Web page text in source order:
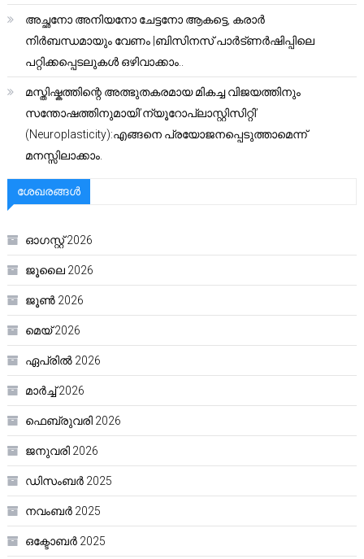
അച്ഛനോ അനിയനോ ചേട്ടനോ ആകട്ടെ, കരാർ
നിർബന്ധമായും വേണം |ബിസിനസ് പാർട്ണർഷിപ്പിലെ
പറ്റിക്കപ്പെടലുകൾ ഒഴിവാക്കാം..
മസ്തിഷ്കത്തിന്റെ അത്ഭുതകരമായ മികച്ച വിജയത്തിനും
സന്തോഷത്തിനുമായി’ന്യൂറോപ്ലാസ്റ്റിസിറ്റി’
(Neuroplasticity):എങ്ങനെ പ്രയോജനപ്പെടുത്താമെന്ന്
മനസ്സിലാക്കാം.
ശേഖരങ്ങൾ
ഓഗസ്റ്റ്‌ 2026
ജൂലൈ 2026
ജൂൺ 2026
മെയ്‌ 2026
ഏപ്രിൽ 2026
മാർച്ച്‌ 2026
ഫെബ്രുവരി 2026
ജനുവരി 2026
ഡിസംബർ 2025
നവംബർ 2025
ഒക്ടോബർ 2025